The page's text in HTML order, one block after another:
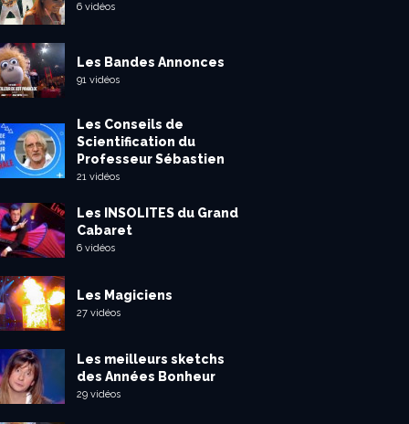
6 vidéos
Les Bandes Annonces
91 vidéos
Les Conseils de
Scientification du
Professeur Sébastien
21 vidéos
Les INSOLITES du Grand
Cabaret
6 vidéos
Les Magiciens
27 vidéos
Les meilleurs sketchs
des Années Bonheur
29 vidéos